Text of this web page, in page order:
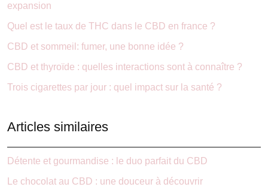
expansion
Quel est le taux de THC dans le CBD en france ?
CBD et sommeil: fumer, une bonne idée ?
CBD et thyroïde : quelles interactions sont à connaître ?
Trois cigarettes par jour : quel impact sur la santé ?
Articles similaires
Détente et gourmandise : le duo parfait du CBD
Le chocolat au CBD : une douceur à découvrir